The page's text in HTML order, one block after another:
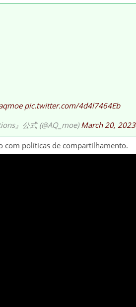
pic.twitter.com/4d4l7464Eb
』公式 (@AQ_moe)March 20, 2023
com políticas de compartilhamento.